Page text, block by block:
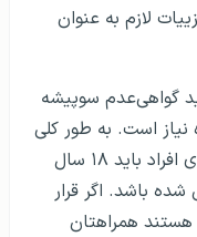
لازم به عنوان
بیش از ۱۸ سال دارید گواهی‌عدم سوپیشه
است. به طور کلی
گواهی‌عدم سو پیشینه در این کشور برای افراد باید ۱۸ سال
۱۲ ماه ارزیابی شده باشد. اگر قرار
هستند همراهتان